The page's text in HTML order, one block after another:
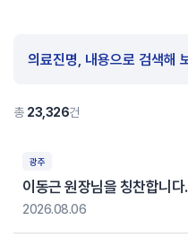
총 23,326건
광주
이동근 원장님을 칭찬합니다.
2026.08.06